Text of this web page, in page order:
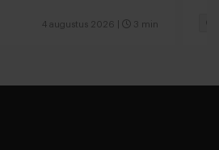
4 augustus 2026 3 min